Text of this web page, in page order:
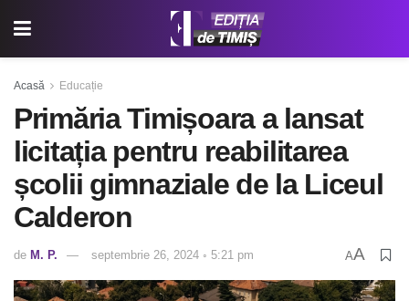
Acasă Educație
Primăria Timișoara a lansat
licitația pentru reabilitarea
școlii gimnaziale de la Liceul
Calderon
de M. P. septembrie 26, 2024 ◦ 5:21 pm AA